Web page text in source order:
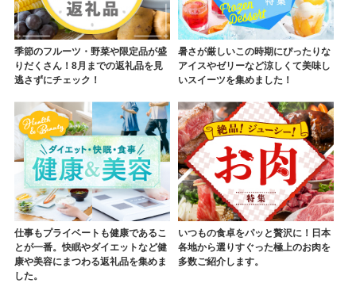
季節のフルーツ・野菜や限定品が盛
りだくさん！8月までの返礼品を見
逃さずにチェック！
暑さが厳しいこの時期にぴったりな
アイスやゼリーなど涼しくて美味し
いスイーツを集めました！
仕事もプライベートも健康であるこ
とが一番。快眠やダイエットなど健
康や美容にまつわる返礼品を集めま
した。
いつもの食卓をパッと贅沢に！日本
各地から選りすぐった極上のお肉を
多数ご紹介します。